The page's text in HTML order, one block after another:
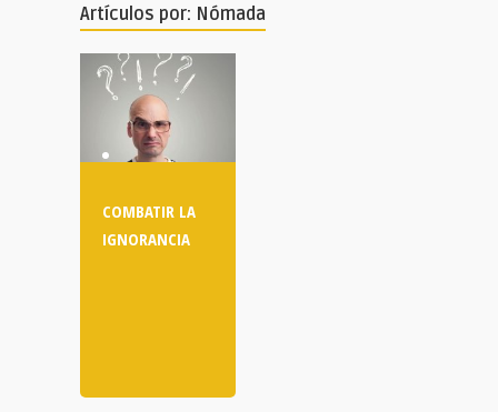
Artículos por: Nómada
COMBATIR LA
IGNORANCIA